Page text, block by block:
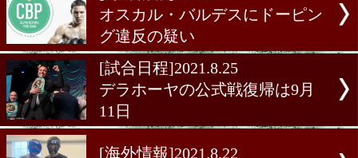
WBCがバルデスにドーピ
反なしと発表
[WBAランキング]2021.9.1
WBAが暫定王座撤廃!